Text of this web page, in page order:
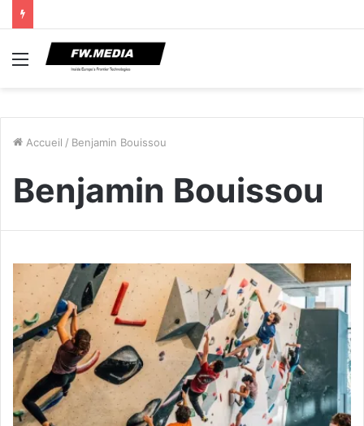
Menu
Accueil / Benjamin Bouissou
Benjamin Bouissou